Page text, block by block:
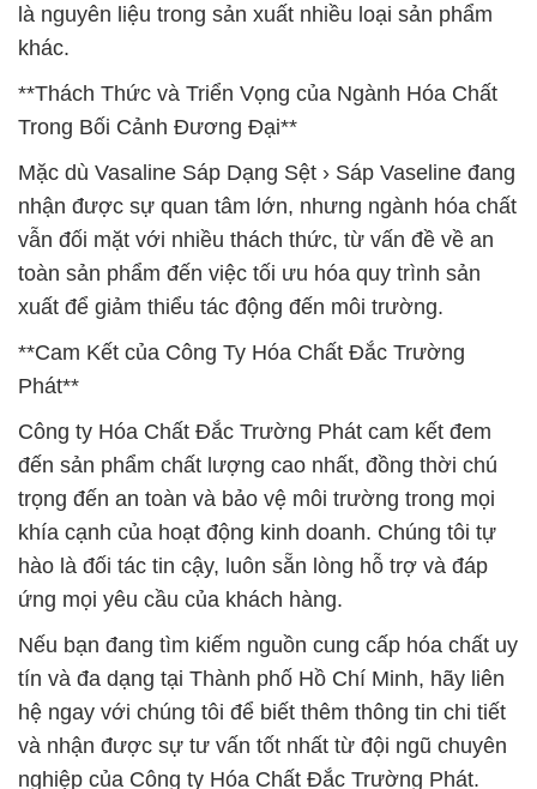
là nguyên liệu trong sản xuất nhiều loại sản phẩm
khác.
**Thách Thức và Triển Vọng của Ngành Hóa Chất
Trong Bối Cảnh Đương Đại**
Mặc dù Vasaline Sáp Dạng Sệt › Sáp Vaseline đang
nhận được sự quan tâm lớn, nhưng ngành hóa chất
vẫn đối mặt với nhiều thách thức, từ vấn đề về an
toàn sản phẩm đến việc tối ưu hóa quy trình sản
xuất để giảm thiểu tác động đến môi trường.
**Cam Kết của Công Ty Hóa Chất Đắc Trường
Phát**
Công ty Hóa Chất Đắc Trường Phát cam kết đem
đến sản phẩm chất lượng cao nhất, đồng thời chú
trọng đến an toàn và bảo vệ môi trường trong mọi
khía cạnh của hoạt động kinh doanh. Chúng tôi tự
hào là đối tác tin cậy, luôn sẵn lòng hỗ trợ và đáp
ứng mọi yêu cầu của khách hàng.
Nếu bạn đang tìm kiếm nguồn cung cấp hóa chất uy
tín và đa dạng tại Thành phố Hồ Chí Minh, hãy liên
hệ ngay với chúng tôi để biết thêm thông tin chi tiết
và nhận được sự tư vấn tốt nhất từ đội ngũ chuyên
nghiệp của Công ty Hóa Chất Đắc Trường Phát.